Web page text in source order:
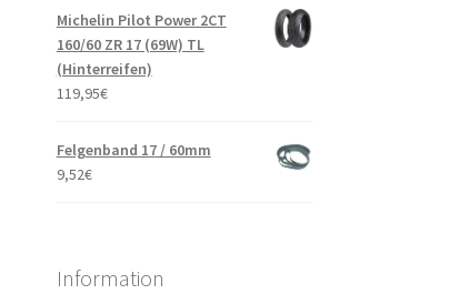
Michelin Pilot Power 2CT
160/60 ZR 17 (69W) TL
(Hinterreifen)
119,95€
Felgenband 17 / 60mm
9,52€
Information